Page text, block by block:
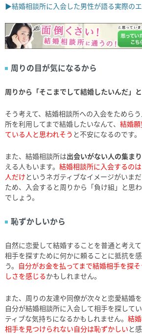
▶結婚相談所に入会した男性が語る実際の
周りの目が気になるから
周りから「そこまでして結婚したいんだ」
そう考えて、結婚相談所への入会をためら
所を利用してまで結婚したいなんて、 結婚
ている人と思われそう と不安になるのです。
また、結婚相談所は出会いがない人の集ま
える人もいます。 結婚相談所に入会するの
人だけ というネガティブなイメージがいま
ため、入会すると周りから「負け組」と思
でしょう。
恥ずかしいから
自然に恋愛して結婚することを普通と考え
相手を探すために何かに頼ることに抵抗を
う。 自分がお金を払ってまで結婚相手を探
しさを感じるかもしれません。
また、周りの友達や同僚が次々と恋愛結婚を
自分が結婚相談所に入会して相手を探して
ティブな気持ちになるかもしれません。 結
相手を見つけられない自分は恥ずかしい と